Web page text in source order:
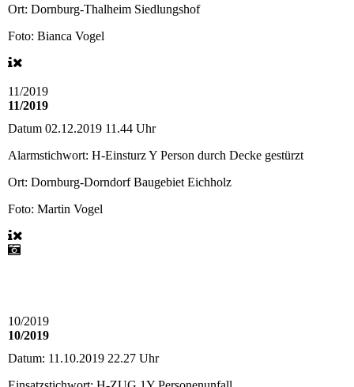
Ort: Dornburg-Thalheim Siedlungshof
Foto: Bianca Vogel
11/2019
11/2019
Datum 02.12.2019 11.44 Uhr
Alarmstichwort: H-Einsturz Y Person durch Decke gestürzt
Ort: Dornburg-Dorndorf Baugebiet Eichholz
Foto: Martin Vogel
10/2019
10/2019
Datum: 11.10.2019 22.27 Uhr